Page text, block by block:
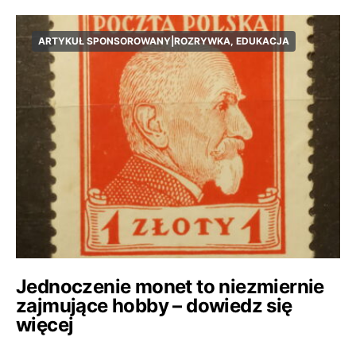
ARTYKUŁ SPONSOROWANY|ROZRYWKA, EDUKACJA
Jednoczenie monet to niezmiernie
zajmujące hobby – dowiedz się
więcej